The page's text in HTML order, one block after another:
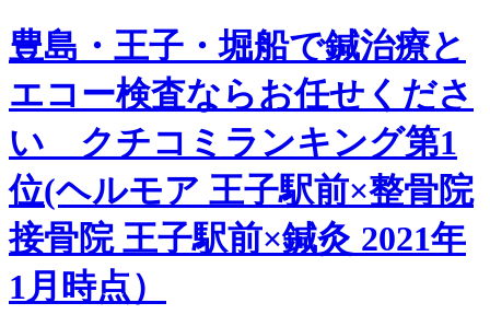
豊島・王子・堀船で鍼治療と
エコー検査ならお任せくださ
い クチコミランキング第1
位(ヘルモア 王子駅前×整骨院
接骨院 王子駅前×鍼灸 2021年
1月時点）